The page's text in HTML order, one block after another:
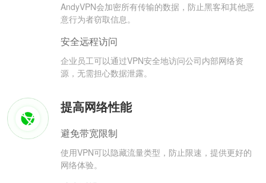
AndyVPN会加密所有传输的数据，防止黑客和其他恶
意行为者窃取信息。
安全远程访问
企业员工可以通过VPN安全地访问公司内部网络资
源，无需担心数据泄露。
提高网络性能
避免带宽限制
使用VPN可以隐藏流量类型，防止限速，提供更好的
网络体验。